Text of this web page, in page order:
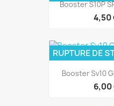
Booster S10P
4,50
Booster Sv10
6,00
RUPTURE DE